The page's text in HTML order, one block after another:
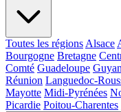
Toutes les régions Alsace
Bourgogne Bretagne
Comté Guadeloupe
Réunion Languedoc-
Mayotte Midi-Pyrénées
Picardie Poitou-Charentes